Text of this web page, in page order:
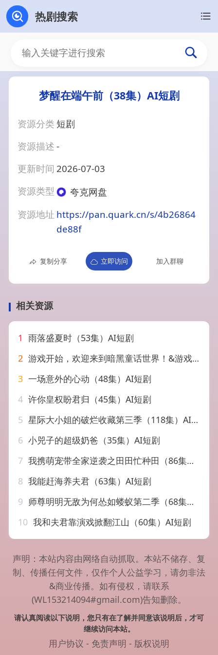
热剧搜索
梦醒在端午前（38集）AI短剧
资源分类 短剧
资源描述-
更新时间 2026-07-03
资源类型
夸克网盘
资源地址 https://pan.quark.cn/s/4b26864
de88f
复制分享 立即访问 加入群聊
相关资源
1 雨落盛夏时（53集）AI短剧
2 游戏开始，欢迎来到暗黑童话世界！&游戏开始欢迎来到暗黑童话世界（93集）AI短剧
3 一场意外的心动（48集）AI短剧
4 许你皇权盼君归（45集）AI短剧
5 星际大小姐的破烂收藏第三季（118集）AI短剧
6 小兕子的超级奶爸（35集）AI短剧
7 我携萌宠带全家逆袭之田田忙种田（86集）AI短剧
8 我能赶海养夫君（63集）AI短剧
9 师尊明明无敌为何怂如蝼蚁第二季（68集）AI短剧
10 我和夫君靠演戏掀翻江山（60集）AI短剧
声明：本站内容由网络自动抓取。本站不储存、复
制、传播任何文件，仅作个人公益学习，请勿非法
&商业传播。如有侵权，请联系
(WL153214094#gmail.com)告知删除。
请认真阅读以下说明，您只有在了解并同意该说明后，才可
继续访问本站。
用户协议 - 免责声明 - 版权说明